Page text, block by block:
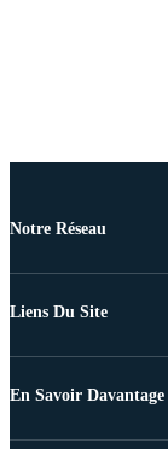
Notre Réseau
Liens Du Site
En Savoir Davantage